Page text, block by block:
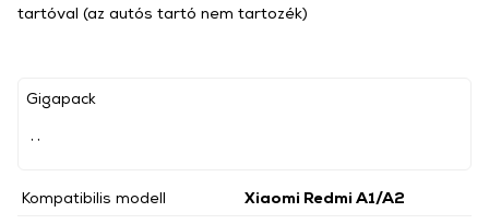
Gigapack
Kompatibilis modell
Xiaomi Redmi A1/A2
tartóval (az autós tartó nem tartozék)